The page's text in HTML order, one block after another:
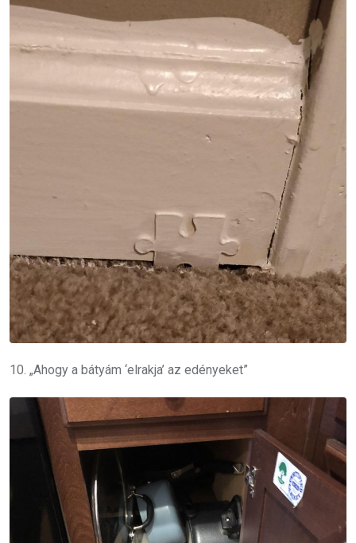
10. „Ahogy a bátyám ‘elrakja’ az edényeket”